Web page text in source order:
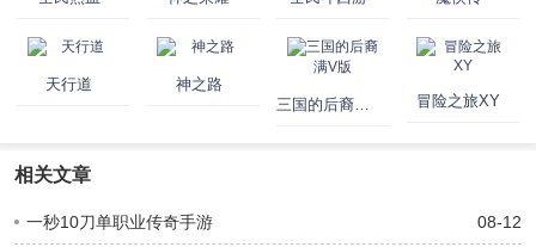
天行道
神之路
冒险之旅XY
相关文章
一秒10刀单职业传奇手游 08-12